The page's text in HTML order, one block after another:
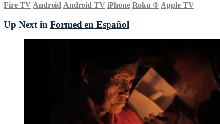
Fire TV Android Android TV iPhone Roku ® Apple TV
Up Next in Formed en Español